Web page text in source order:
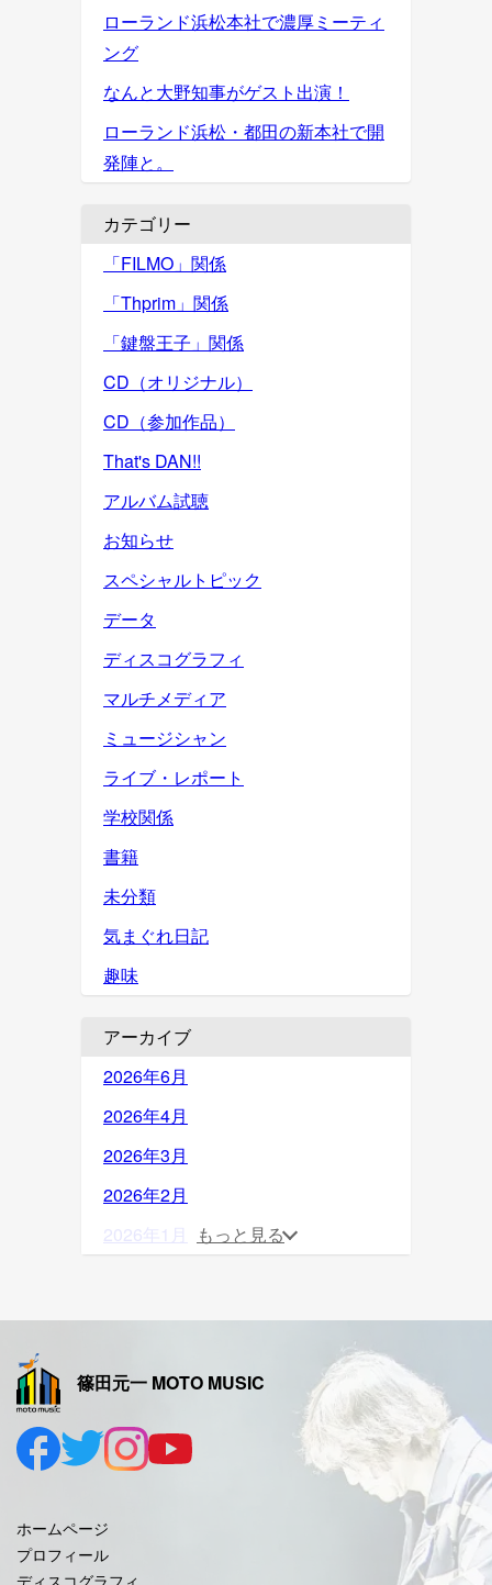
ローランド浜松本社で濃厚ミーティ
ング
なんと大野知事がゲスト出演！
ローランド浜松・都田の新本社で開
発陣と。
カテゴリー
「FILMO」関係
「Thprim」関係
「鍵盤王子」関係
CD（オリジナル）
CD（参加作品）
That's DAN!!
アルバム試聴
お知らせ
スペシャルトピック
データ
ディスコグラフィ
マルチメディア
ミュージシャン
ライブ・レポート
学校関係
書籍
未分類
気まぐれ日記
趣味
アーカイブ
2026年6月
2026年4月
2026年3月
2026年2月
2026年1月
2025年9月
2025年8月
2025年7月
2025年5月
もっと見る
篠田元一 MOTO MUSIC
ホームページ
プロフィール
ディスコグラフィ